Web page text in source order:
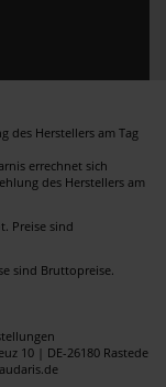
des Herstellers am Tag
errechnet sich
des Herstellers am
Preise sind
sind Bruttopreise.
10 | DE-26180 Rastede